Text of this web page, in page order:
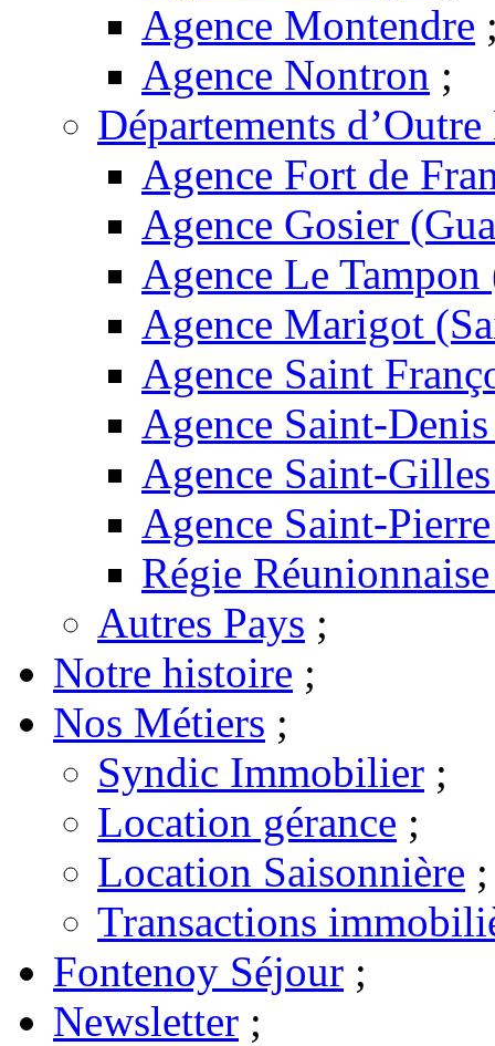
Agence Montendre
Agence Nontron ;
Départements
Agence Fort de
Agence Gosier
Agence Le
Agence Marigot
Agence Saint
Agence Saint-
Agence Saint-
Agence Saint-
Régie
Autres Pays ;
Notre histoire ;
Nos Métiers ;
Syndic Immobilier ;
Location gérance ;
Location Saisonnière ;
Transactions
Fontenoy Séjour ;
Newsletter ;